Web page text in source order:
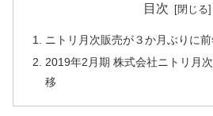
目次
ニトリ月次販売が３か月ぶりに
2019年2月期 株式会社ニトリ月
移